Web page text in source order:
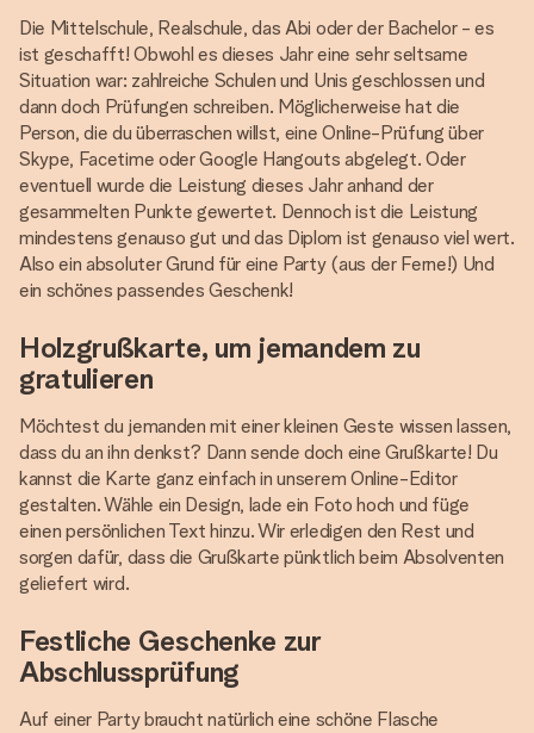
Die Mittelschule, Realschule, das Abi oder der Bachelor - es
ist geschafft! Obwohl es dieses Jahr eine sehr seltsame
Situation war: zahlreiche Schulen und Unis geschlossen und
dann doch Prüfungen schreiben. Möglicherweise hat die
Person, die du überraschen willst, eine Online-Prüfung über
Skype, Facetime oder Google Hangouts abgelegt. Oder
eventuell wurde die Leistung dieses Jahr anhand der
gesammelten Punkte gewertet. Dennoch ist die Leistung
mindestens genauso gut und das Diplom ist genauso viel wert.
Also ein absoluter Grund für eine Party (aus der Ferne!) Und
ein schönes passendes Geschenk!
Holzgrußkarte, um jemandem zu
gratulieren
Möchtest du jemanden mit einer kleinen Geste wissen lassen,
dass du an ihn denkst? Dann sende doch eine Grußkarte! Du
kannst die Karte ganz einfach in unserem Online-Editor
gestalten. Wähle ein Design, lade ein Foto hoch und füge
einen persönlichen Text hinzu. Wir erledigen den Rest und
sorgen dafür, dass die Grußkarte pünktlich beim Absolventen
geliefert wird.
Festliche Geschenke zur
Abschlussprüfung
Auf einer Party braucht natürlich eine schöne Flasche